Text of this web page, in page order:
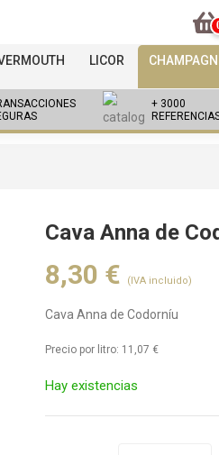
LICOR
+ 3000
Cava Anna de
8,30 € (IVA incluido)
Cava Anna de Codorníu
Precio por litro: 11,07 €
Hay existencias